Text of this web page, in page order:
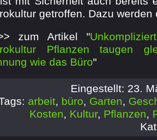
getroffen. Dazu werden
zum Artikel "
Pflanzen taugen
wie das Büro"
Eingestellt: 23.
arbeit, büro, Garten,
Kosten, Kultur, Pflanzen,